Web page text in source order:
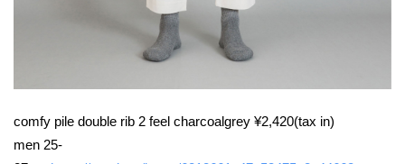
comfy pile double rib 2 feel charcoalgrey ¥2,420(tax in)
men 25-